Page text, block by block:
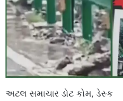
અટલ સમાચાર ડોટ કોમ, ડેસ્ક